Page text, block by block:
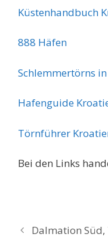
Küstenhandbuch
888 Häfen
Schlemmertörns
Hafenguide
Törnführer
Bei den Links
Dalmation Süd,